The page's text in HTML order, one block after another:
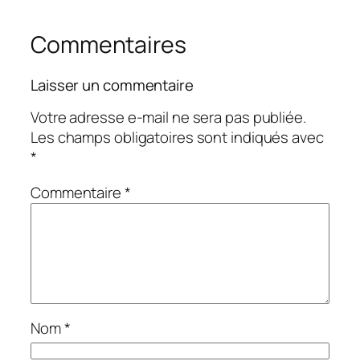
Commentaires
Laisser un commentaire
Votre adresse e-mail ne sera pas publiée.
Les champs obligatoires sont indiqués avec
*
Commentaire*
Nom*